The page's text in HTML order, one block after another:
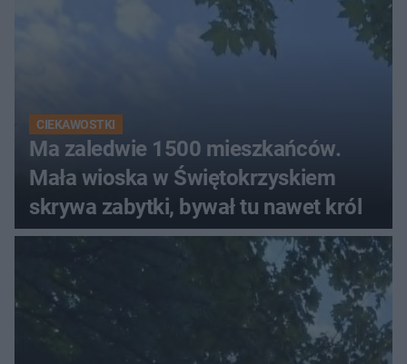
CIEKAWOSTKI
Ma zaledwie 1500 mieszkańców.
Mała wioska w Świętokrzyskiem
skrywa zabytki, bywał tu nawet król